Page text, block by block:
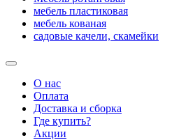
мебель пластиковая
мебель кованая
садовые качели, скамейки
О нас
Оплата
Доставка и сборка
Где купить?
Акции